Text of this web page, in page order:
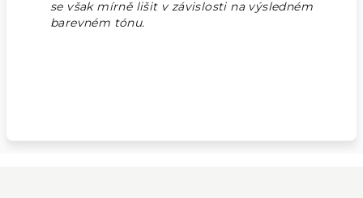
se však mírně lišit v závislosti na výsledném
barevném tónu.